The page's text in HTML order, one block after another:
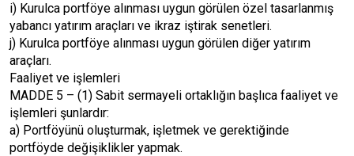
i) Kurulca portföye alınması uygun görülen özel tasarlanmış
yabancı yatırım araçları ve ikraz iştirak senetleri.
j) Kurulca portföye alınması uygun görülen diğer yatırım
araçları.
Faaliyet ve işlemleri
MADDE 5 – (1) Sabit sermayeli ortaklığın başlıca faaliyet ve
işlemleri şunlardır:
a) Portföyünü oluşturmak, işletmek ve gerektiğinde
portföyde değişiklikler yapmak.